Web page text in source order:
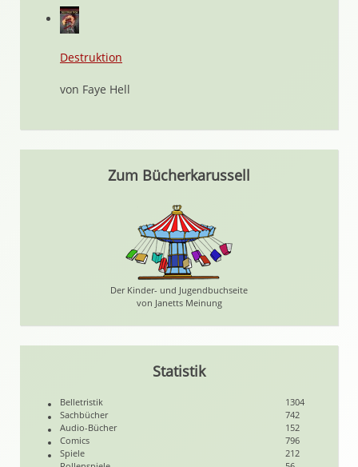
Destruktion
von Faye Hell
Zum Bücherkarussell
Der Kinder- und Jugendbuchseite
von Janetts Meinung
Statistik
Belletristik
1304
Sachbücher
742
Audio-Bücher
152
Comics
796
Spiele
212